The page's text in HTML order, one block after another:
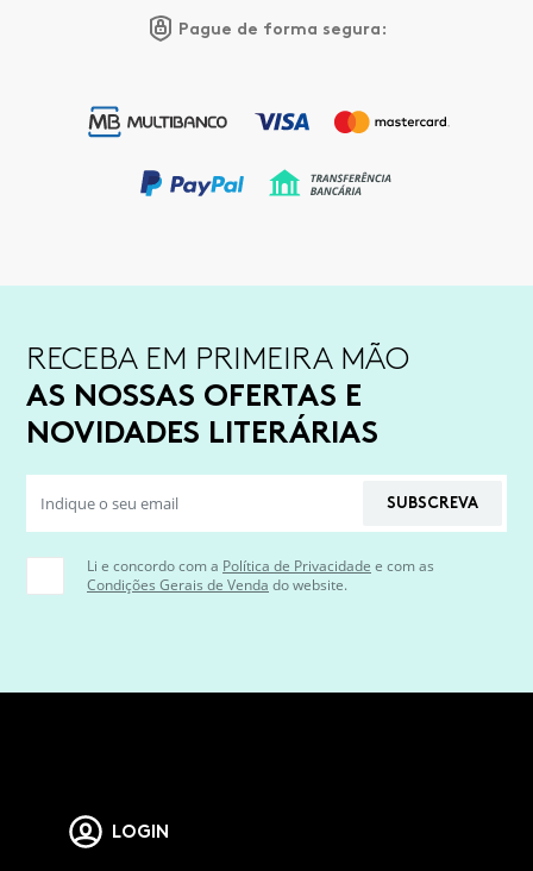
Pague de forma segura:
RECEBA EM PRIMEIRA MÃO
AS NOSSAS OFERTAS E
NOVIDADES LITERÁRIAS
SUBSCREVA
Li e concordo com a Política de Privacidade e com as
Condições Gerais de Venda do website.
LOGIN